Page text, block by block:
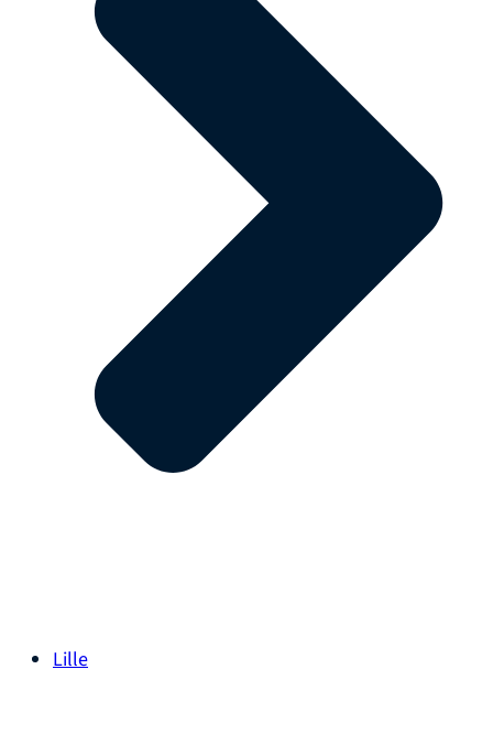
Lille